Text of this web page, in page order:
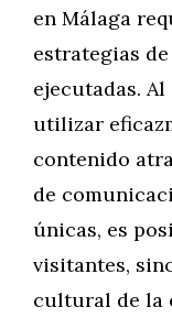
en Málaga
estrategias
ejecutadas.
utilizar
contenido
de
únicas, es
visitantes,
cultural de la